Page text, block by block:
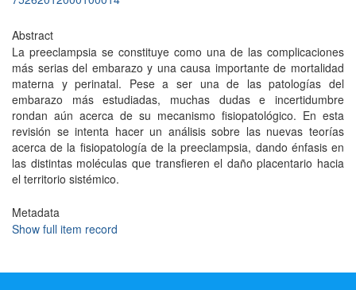
Abstract
La preeclampsia se constituye como una de las complicaciones
más serias del embarazo y una causa importante de mortalidad
materna y perinatal. Pese a ser una de las patologías del
embarazo más estudiadas, muchas dudas e incertidumbre
rondan aún acerca de su mecanismo fisiopatológico. En esta
revisión se intenta hacer un análisis sobre las nuevas teorías
acerca de la fisiopatología de la preeclampsia, dando énfasis en
las distintas moléculas que transfieren el daño placentario hacia
el territorio sistémico.
Metadata
Show full item record